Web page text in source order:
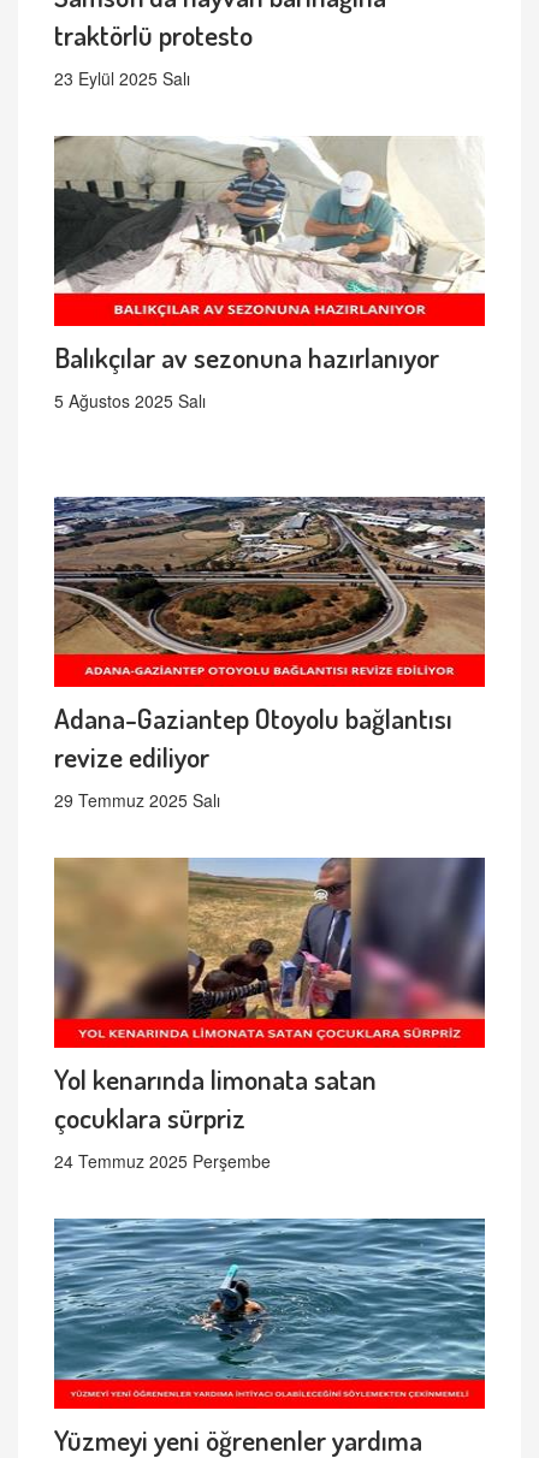
traktörlü protesto
23 Eylül 2025 Salı
Balıkçılar av sezonuna hazırlanıyor
5 Ağustos 2025 Salı
Adana-Gaziantep Otoyolu bağlantısı
revize ediliyor
29 Temmuz 2025 Salı
Yol kenarında limonata satan
çocuklara sürpriz
24 Temmuz 2025 Perşembe
Yüzmeyi yeni öğrenenler yardıma